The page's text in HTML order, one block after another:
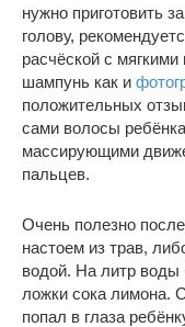
нужно приготовить
голову,
расчёской с
шампунь как и
положительных
сами волосы
массирующими
пальцев.
Очень полезно
настоем из трав,
водой. На литр воды
ложки сока лимона.
попал в глаза